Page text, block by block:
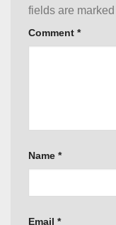
fields are marked
Comment *
Name *
Email *